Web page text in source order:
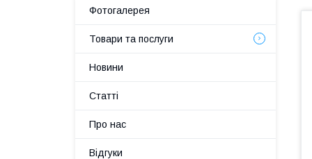
Фотогалерея
Товари та послуги
Новини
Статті
Про нас
Відгуки